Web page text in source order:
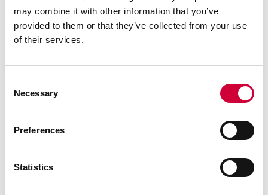
may combine it with other information that you’ve
provided to them or that they’ve collected from your use
of their services.
Selection
Necessary
Preferences
Statistics
Automatizuoto atidarymo galimybė, leidžianti padidinti
varčios svorį iki 1200 kg (iki 400 kg atidarant rankiniu
būdu).
Apatinė stakta ir važiuoklė yra įleidžiami į grindis, todėl
grindyse.